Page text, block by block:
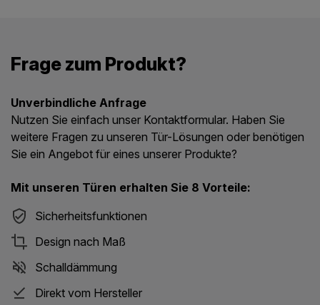
Frage zum Produkt?
Unverbindliche Anfrage
Nutzen Sie einfach unser Kontaktformular. Haben Sie
weitere Fragen zu unseren Tür-Lösungen oder benötigen
Sie ein Angebot für eines unserer Produkte?
Mit unseren Türen erhalten Sie 8 Vorteile:
Sicherheitsfunktionen
Design nach Maß
Schalldämmung
Direkt vom Hersteller